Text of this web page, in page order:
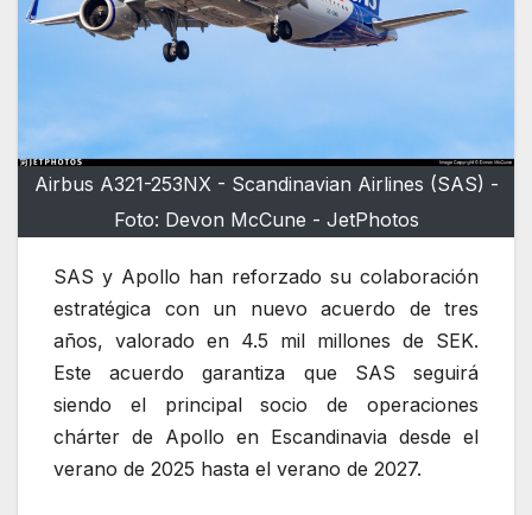
Airbus A321-253NX - Scandinavian Airlines (SAS) -
Foto: Devon McCune - JetPhotos
SAS y Apollo han reforzado su colaboración
estratégica con un nuevo acuerdo de tres
años, valorado en 4.5 mil millones de SEK.
Este acuerdo garantiza que SAS seguirá
siendo el principal socio de operaciones
chárter de Apollo en Escandinavia desde el
verano de 2025 hasta el verano de 2027.